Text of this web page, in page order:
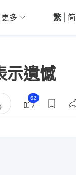
01深圳 觀點
更多 繁 简
示遺憾
62